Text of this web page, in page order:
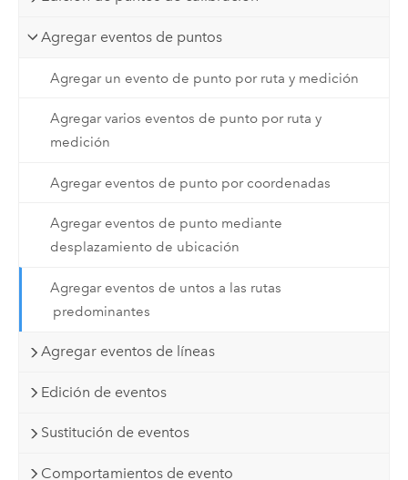
Agregar eventos de puntos
Agregar un evento de punto por ruta y medición
Agregar varios eventos de punto por ruta y
medición
Agregar eventos de punto por coordenadas
Agregar eventos de punto mediante
desplazamiento de ubicación
Agregar eventos de untos a las rutas
predominantes
Agregar eventos de líneas
Edición de eventos
Sustitución de eventos
Comportamientos de evento